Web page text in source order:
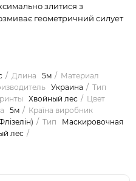
злитися з
геометричний силует
Длина 5м
Материал
Украина
Тип
Хвойный лес
Цвет
5м
Країна виробник
Тип
Маскировочная
лес